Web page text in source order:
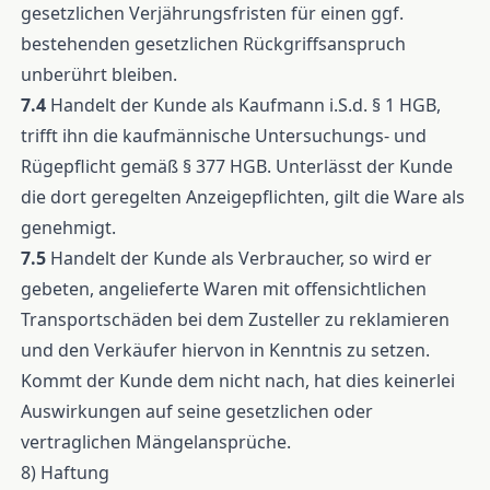
gesetzlichen Verjährungsfristen für einen ggf.
bestehenden gesetzlichen Rückgriffsanspruch
unberührt bleiben.
7.4 Handelt der Kunde als Kaufmann i.S.d. § 1 HGB,
trifft ihn die kaufmännische Untersuchungs- und
Rügepflicht gemäß § 377 HGB. Unterlässt der Kunde
die dort geregelten Anzeigepflichten, gilt die Ware als
genehmigt.
7.5 Handelt der Kunde als Verbraucher, so wird er
gebeten, angelieferte Waren mit offensichtlichen
Transportschäden bei dem Zusteller zu reklamieren
und den Verkäufer hiervon in Kenntnis zu setzen.
Kommt der Kunde dem nicht nach, hat dies keinerlei
Auswirkungen auf seine gesetzlichen oder
vertraglichen Mängelansprüche.
8) Haftung